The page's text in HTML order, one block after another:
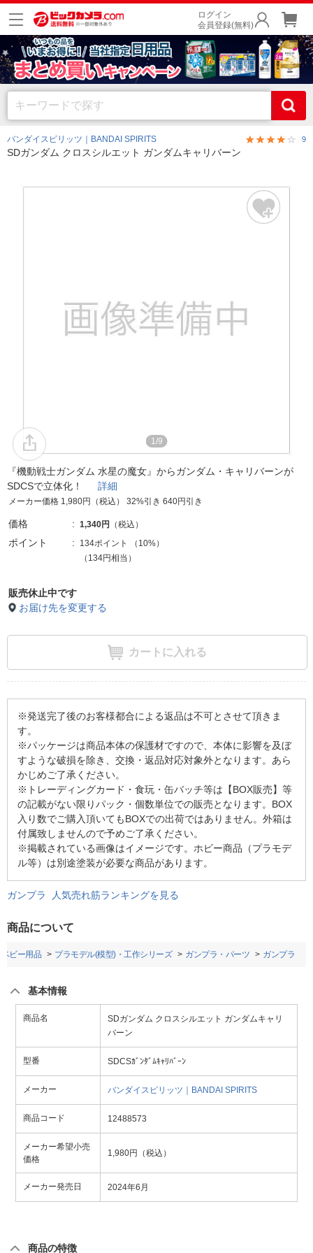
ログイン
会員登録(無料)
バンダイスピリッツ｜BANDAI SPIRITS 9
SDガンダム クロスシルエット ガンダムキャリバーン
1/9
『機動戦士ガンダム 水星の魔女』からガンダム・キャリバーンが
SDCSで立体化！ 詳細
メーカー価格 1,980円（税込） 32%引き 640円引き
価格 1,340円 （税込）
ポイント 134ポイント （ 10%）
（134円相当）
販売休止中です
お届け先を変更する
カートに入れる
※発送完了後のお客様都合による返品は不可とさせて頂きま
す。
※パッケージは商品本体の保護材ですので、本体に影響を及ぼ
すような破損を除き、交換・返品対応対象外となります。あら
かじめご了承ください。
※トレーディングカード・食玩・缶バッチ等は【BOX販売】等
の記載がない限りパック・個数単位での販売となります。BOX
入り数でご購入頂いてもBOXでの出荷ではありません。外箱は
付属致しませんので予めご了承ください。
※掲載されている画像はイメージです。ホビー商品（プラモデ
ル等）は別途塗装が必要な商品があります。
ガンプラ 人気売れ筋ランキングを見る
商品について
ビー用品 プラモデル(模型)・工作シリーズ ガンプラ・パーツ ガンプラ
基本情報
商品名
SDガンダム クロスシルエット ガンダムキャリ
バーン
型番 SDCSｶﾞﾝﾀﾞﾑｷｬﾘﾊﾞｰﾝ
メーカー バンダイスピリッツ｜BANDAI SPIRITS
商品コード 12488573
メーカー希望小売
価格
1,980円（税込）
メーカー発売日 2024年6月
商品の特徴